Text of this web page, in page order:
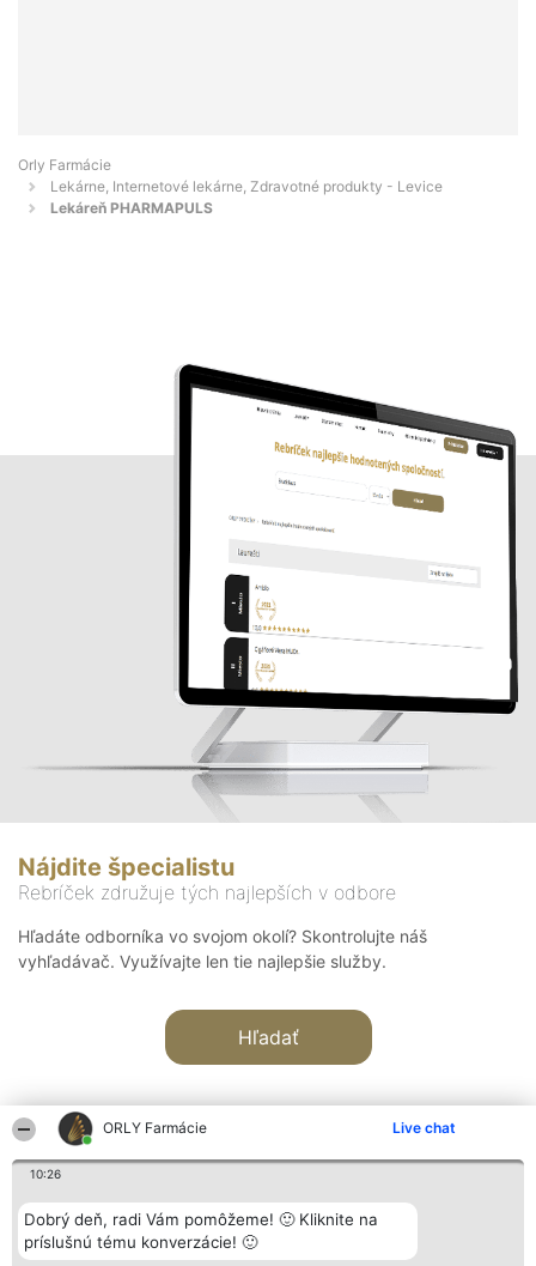
ORLY Farmácie Live chat
10:26
Dobrý deň, radi Vám pomôžeme! 🙂 Kliknite na
príslušnú tému konverzácie! 🙂
Orly Farmácie
Lekárne, Internetové lekárne, Zdravotné produkty - Levice
Lekáreň PHARMAPULS
Nájdite špecialistu
Rebríček združuje tých najlepších v odbore
Hľadáte odborníka vo svojom okolí? Skontrolujte náš
vyhľadávač. Využívajte len tie najlepšie služby.
Hľadať
Organizátor hodnotenia
Bright Side Solutions sp. z o.
o. sp. k.
Hodnotenie
Laureáti
Lista
Kontakt
Kontakt